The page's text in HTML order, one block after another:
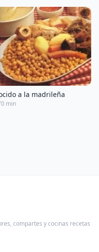
a la madrileña
min
compartes y cocinas recetas